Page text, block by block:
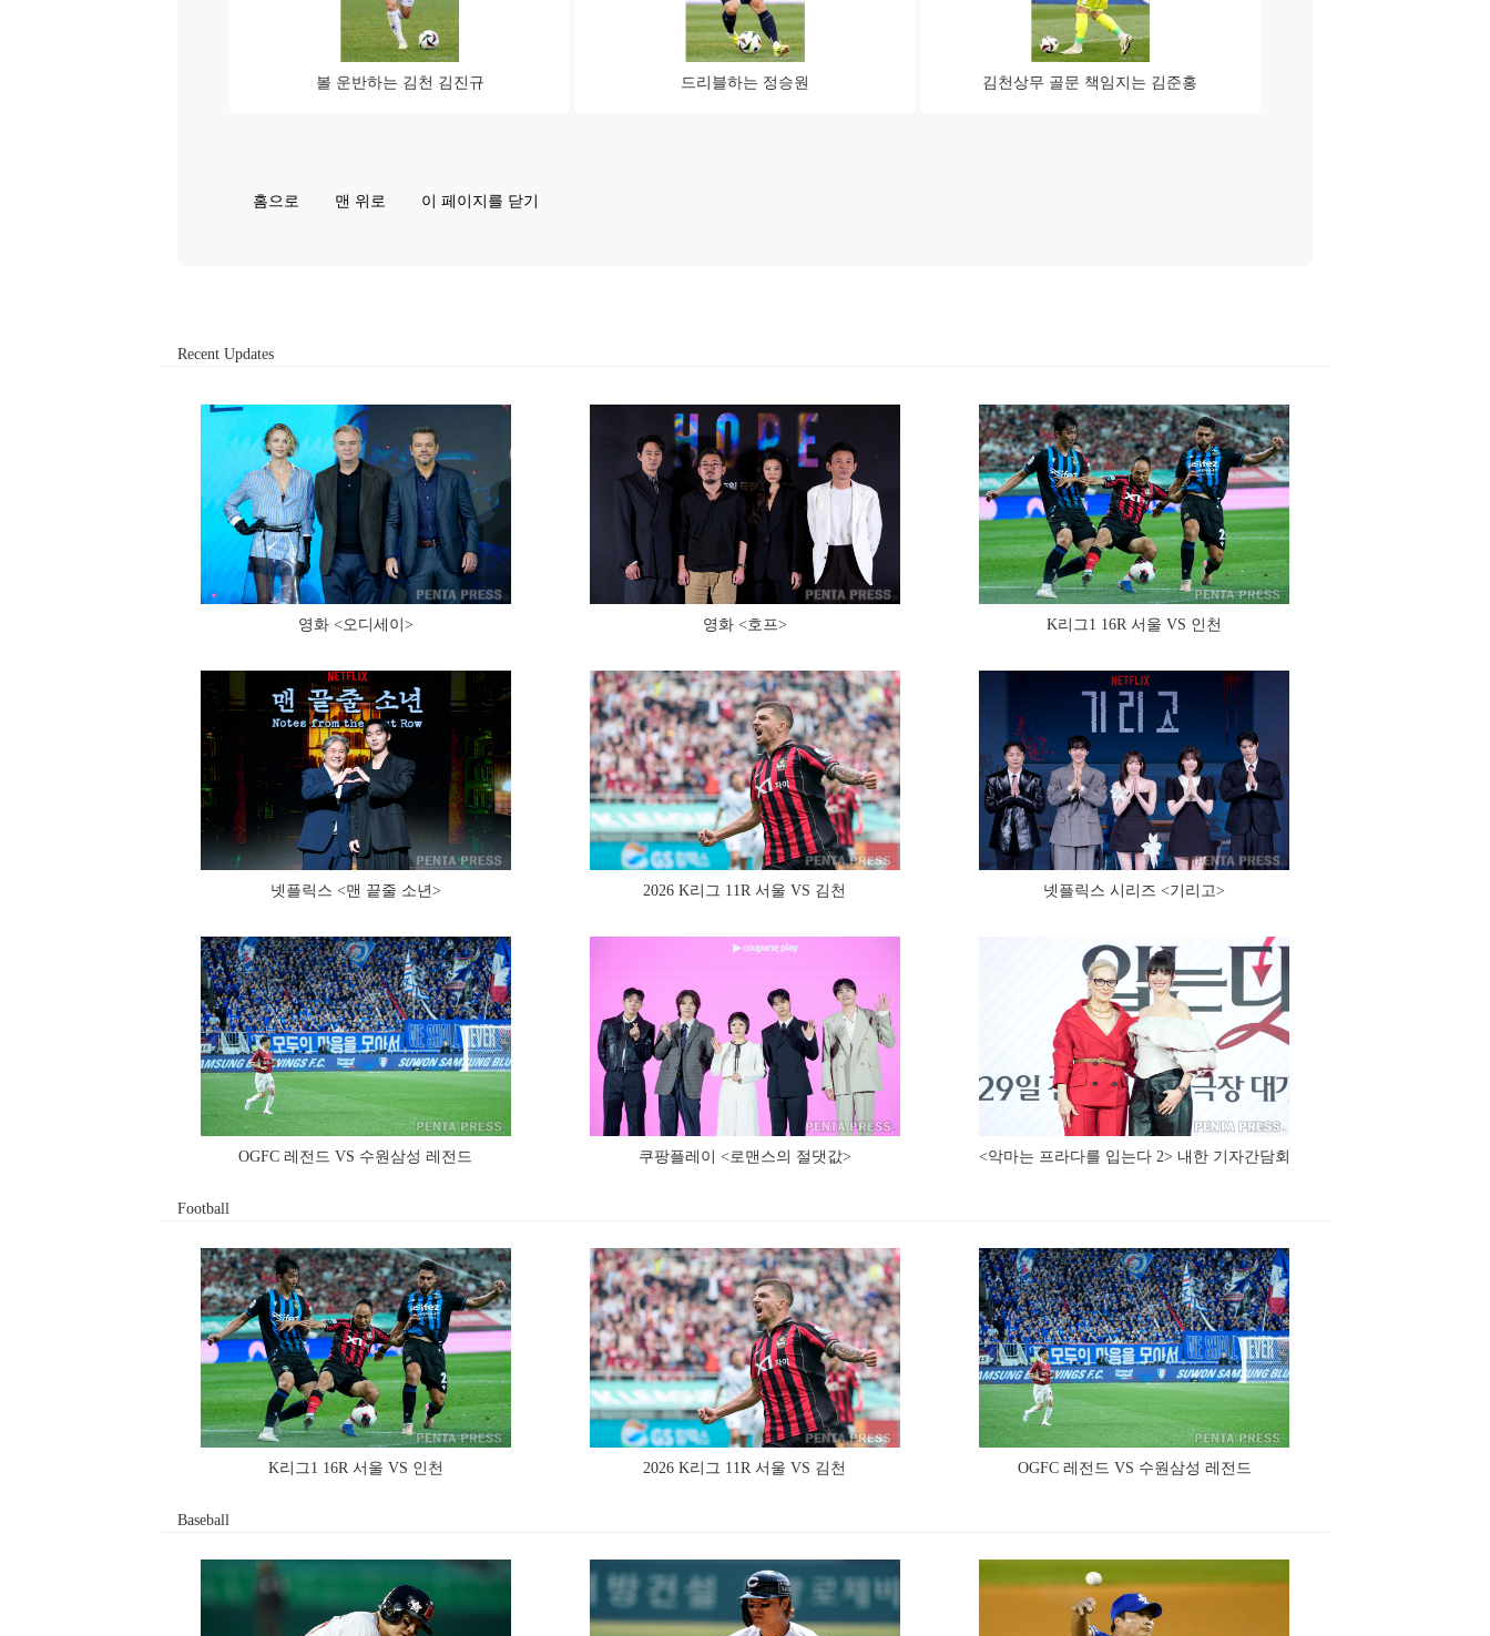
볼 운반하는 김천 김진규 드리블하는 정승원 김천상무 골문 책임지는 김준홍
홈으로 맨 위로 이 페이지를 닫기
Recent Updates
영화 <오디세이> 영화 <호프> K리그1 16R 서울 VS 인천
넷플릭스 <맨 끝줄 소년> 2026 K리그 11R 서울 VS 김천 넷플릭스 시리즈 <기리고>
OGFC 레전드 VS 수원삼성 레전드 쿠팡플레이 <로맨스의 절댓값> <악마는 프라다를 입는다 2> 내한 기자간담회
Football
K리그1 16R 서울 VS 인천 2026 K리그 11R 서울 VS 김천 OGFC 레전드 VS 수원삼성 레전드
Baseball